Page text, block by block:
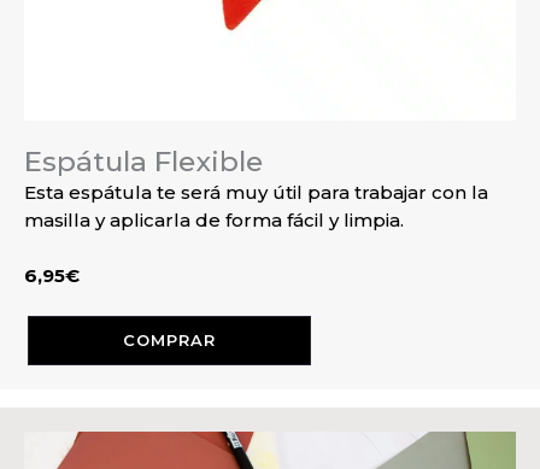
Espátula Flexible
Esta espátula te será muy útil para trabajar con la
masilla y aplicarla de forma fácil y limpia.
6,95€
COMPRAR